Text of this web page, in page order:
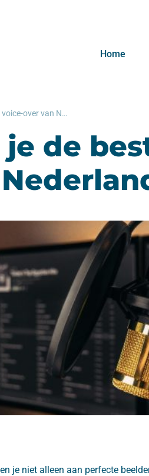
Home
Hoe vind je de beste voice-over van Nederland?
de
je niet alleen aan perfecte